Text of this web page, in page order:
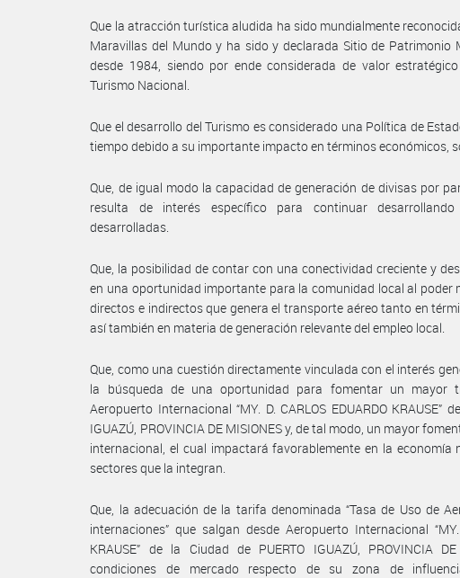
Que la atracción turística aludida ha sido mundialmente
Maravillas del Mundo y ha sido y declarada Sitio de Patrimonio
desde 1984, siendo por ende considerada de valor
Turismo Nacional.
Que el desarrollo del Turismo es considerado una Política de
tiempo debido a su importante impacto en términos económicos,
Que, de igual modo la capacidad de generación de divisas por
resulta de interés específico para continuar
desarrolladas.
Que, la posibilidad de contar con una conectividad creciente y
en una oportunidad importante para la comunidad local al poder
directos e indirectos que genera el transporte aéreo tanto en
así también en materia de generación relevante del empleo local.
Que, como una cuestión directamente vinculada con el interés
la búsqueda de una oportunidad para fomentar un mayor
Aeropuerto Internacional “MY. D. CARLOS EDUARDO KRAUSE”
IGUAZÚ, PROVINCIA DE MISIONES y, de tal modo, un mayor
internacional, el cual impactará favorablemente en la economía
sectores que la integran.
Que, la adecuación de la tarifa denominada “Tasa de Uso de
internaciones” que salgan desde Aeropuerto Internacional “MY.
KRAUSE” de la Ciudad de PUERTO IGUAZÚ, PROVINCIA
condiciones de mercado respecto de su zona de